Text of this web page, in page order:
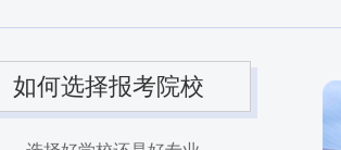
如何选择报考院校